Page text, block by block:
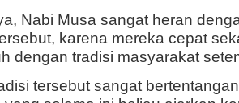
Nabi Musa sangat heran
karena mereka cepat
dengan tradisi masyarakat
tersebut sangat